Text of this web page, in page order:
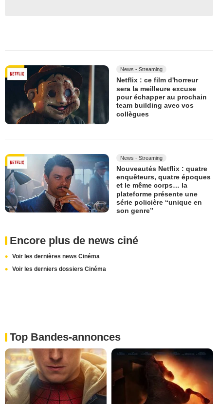
News - Streaming
Netflix : ce film d'horreur
sera la meilleure excuse
pour échapper au prochain
team building avec vos
collègues
News - Streaming
Nouveautés Netflix : quatre
enquêteurs, quatre époques
et le même corps… la
plateforme présente une
série policière “unique en
son genre”
Encore plus de news ciné
Voir les dernières news Cinéma
Voir les derniers dossiers Cinéma
Top Bandes-annonces